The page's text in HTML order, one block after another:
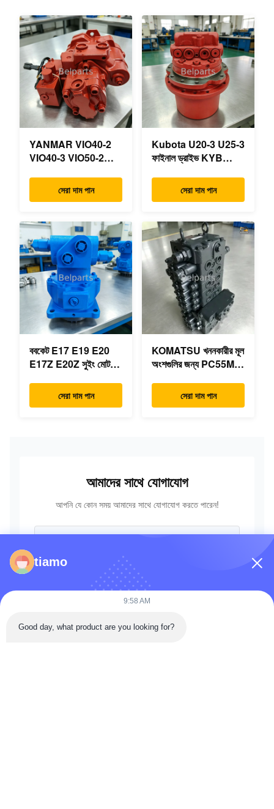
YANMAR VIO40-2
VIO40-3 VIO50-2
VIO55-3 প্রধান
হাইড্রোলিক পাম্প OEM
16023 B0600-16017
মিনি এক্সকাভেটর
সেরা দাম পান
Kubota U20-3 U25-3
ফাইনাল ড্রাইভ KYB
OEM ভ্রমণ মোটর
B0240-18076
RB559-61290
RC157-78000 মিনি
খননকারীর যন্ত্রাংশের জন্য
সেরা দাম পান
ববকেট E17 E19 E20
E17Z E20Z সুইং মোটর
7024419 মিনি
এক্সক্যাভারের জন্য
সেরা দাম পান
KOMATSU খননকারীর মূল
অংশগুলির জন্য PC55MR-
723-18-18200 723-
18-18201 723-18-
সেরা দাম পান
আমাদের সাথে যোগাযোগ
আপনি যে কোন সময় আমাদের সাথে যোগাযোগ করতে পারেন!
tiamo
9:58 AM
Good day, what product are you looking for?